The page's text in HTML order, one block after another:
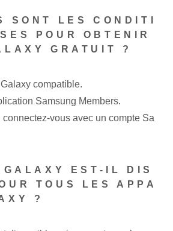
SONT LES CONDITI
POUR OBTENIR
GRATUIT ?
compatible.
Samsung Members.
connectez-vous avec un compte Sa
EST-IL DIS
TOUS LES APPA
?